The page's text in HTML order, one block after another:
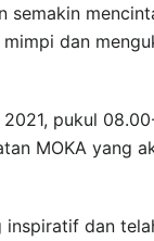
semakin
dan
pukul
MOKA yang
inspiratif dan